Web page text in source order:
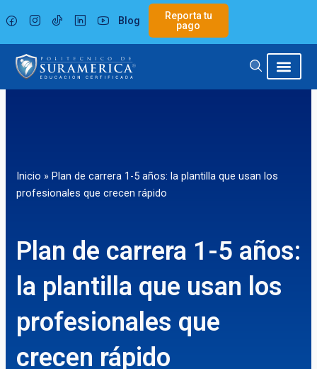
al
contenido
Blog
Reporta tu
pago
Inicio » Plan de carrera 1-5 años: la plantilla que usan los
profesionales que crecen rápido
Plan de carrera 1-5 años:
la plantilla que usan los
profesionales que
crecen rápido